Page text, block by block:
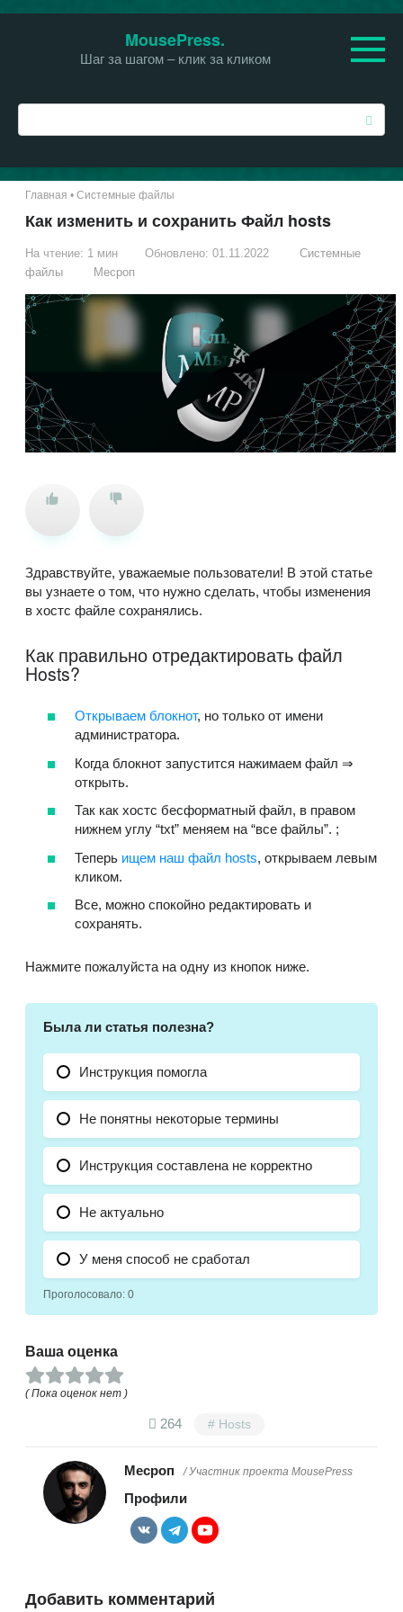
MousePress.
Шаг за шагом – клик за кликом
о
с
Главная • Системные файлы
Как изменить и сохранить Файл hosts
На чтение: 1 мин Обновлено: 01.11.2022
Системные
файлы
Месроп
Здравствуйте, уважаемые пользователи! В этой статье
вы узнаете о том, что нужно сделать, чтобы изменения
в хостс файле сохранялись.
Как правильно отредактировать файл
Hosts?
Открываем блокнот, но только от имени
администратора.
Когда блокнот запустится нажимаем файл ⇒
открыть.
Так как хостс бесформатный файл, в правом
нижнем углу “txt” меняем на “все файлы”. ;
Теперь ищем наш файл hosts, открываем левым
кликом.
Все, можно спокойно редактировать и
сохранять.
Нажмите пожалуйста на одну из кнопок ниже.
Была ли статья полезна?
Инструкция помогла
Не понятны некоторые термины
Инструкция составлена не корректно
Не актуально
У меня способ не сработал
Проголосовало: 0
Ваша оценка
( Пока оценок нет )
264 Hosts
Месроп / Участник проекта MousePress
Профили
Добавить комментарий